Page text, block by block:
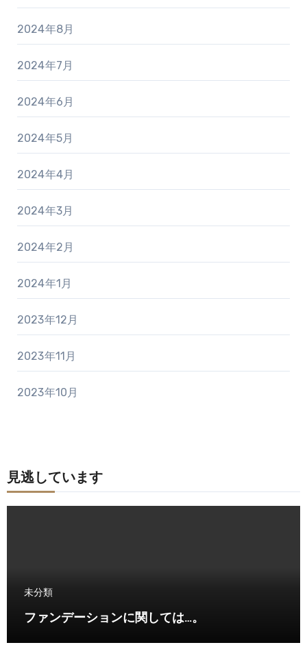
2024年8月
2024年7月
2024年6月
2024年5月
2024年4月
2024年3月
2024年2月
2024年1月
2023年12月
2023年11月
2023年10月
見逃しています
未分類
ファンデーションに関しては…。